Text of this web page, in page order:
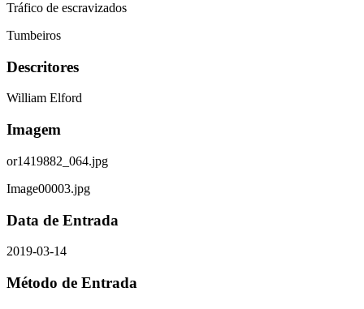
Tráfico de escravizados
Tumbeiros
Descritores
William Elford
Imagem
or1419882_064.jpg
Image00003.jpg
Data de Entrada
2019-03-14
Método de Entrada